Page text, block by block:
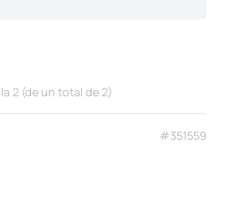
2 (de un total de 2)
#351559